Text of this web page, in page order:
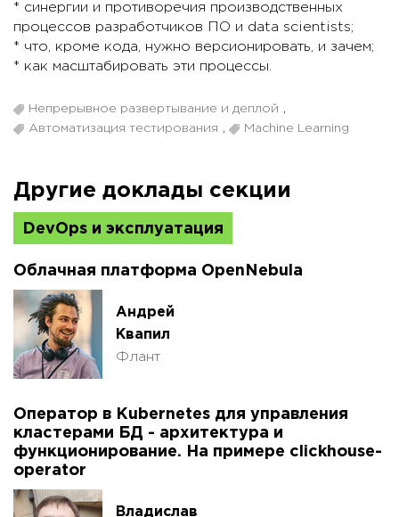
* синергии и противоречия производственных
процессов разработчиков ПО и data scientists;
* что, кроме кода, нужно версионировать, и зачем;
* как масштабировать эти процессы.
Непрерывное развертывание и деплой ,
Автоматизация тестирования , Machine Learning
Другие доклады секции
DevOps и эксплуатация
Облачная платформа OpenNebula
Андрей
Квапил
Флант
Оператор в Kubernetes для управления
кластерами БД - архитектура и
функционирование. На примере clickhouse-
operator
Владислав